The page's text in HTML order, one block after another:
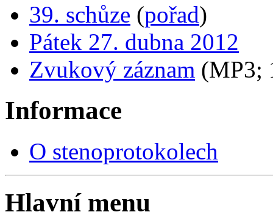
39. schůze (pořad)
Pátek 27. dubna 2012
Zvukový záznam (MP3;
Informace
O stenoprotokolech
Hlavní menu